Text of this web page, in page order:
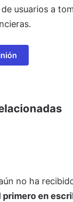
usuarios a
no ha
primero en